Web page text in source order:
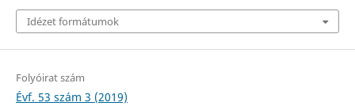
Idézet formátumok
Folyóirat szám
Évf. 53 szám 3 (2019)